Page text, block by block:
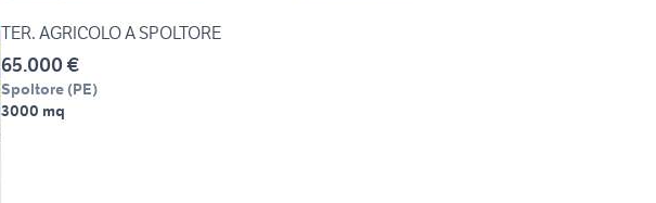
TER. AGRICOLO A SPOLTORE
65.000 €
Spoltore (PE)
3000 mq